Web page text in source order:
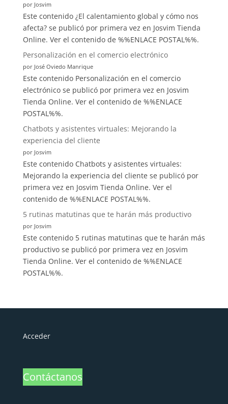
por Josvim
Este contenido ¿El calentamiento global y cómo nos
afecta? se publicó por primera vez en Josvim Tienda
Online. Ver el contenido de %%ENLACE POSTAL%%.
Personalización en el comercio electrónico
por José Oviedo Manrique
Este contenido Personalización en el comercio
electrónico se publicó por primera vez en Josvim
Tienda Online. Ver el contenido de %%ENLACE
POSTAL%%.
Chatbots y asistentes virtuales: Mejorando la
experiencia del cliente
por Josvim
Este contenido Chatbots y asistentes virtuales:
Mejorando la experiencia del cliente se publicó por
primera vez en Josvim Tienda Online. Ver el
contenido de %%ENLACE POSTAL%%.
5 rutinas matutinas que te harán más productivo
por Josvim
Este contenido 5 rutinas matutinas que te harán más
productivo se publicó por primera vez en Josvim
Tienda Online. Ver el contenido de %%ENLACE
POSTAL%%.
Acceder
Contáctanos